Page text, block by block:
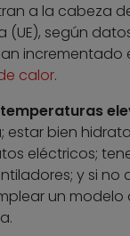
a la cabeza
(UE), según
incrementado
calor.
estar bien
eléctricos;
y si no
un